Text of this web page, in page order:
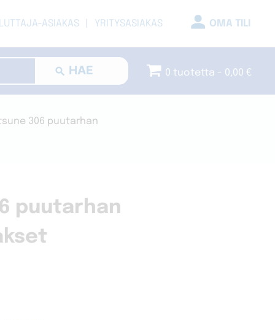
ASIAKAS YRITYSASIAKAS OMA TILI
0 tuotetta 0,00 €
306 puutarhan
puutarhan